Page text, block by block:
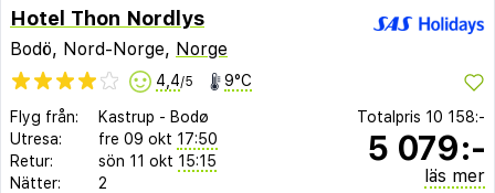
Hotel Thon Nordlys
Bodö, Nord-Norge, Norge
4,4/5 9°C
Flyg från: Kastrup - Bodø
Utresa:
fre 09 okt 17:50
Retur:
sön 11 okt 15:15
Nätter:
2
Totalpris 10 158:-
5 079:-
läs mer